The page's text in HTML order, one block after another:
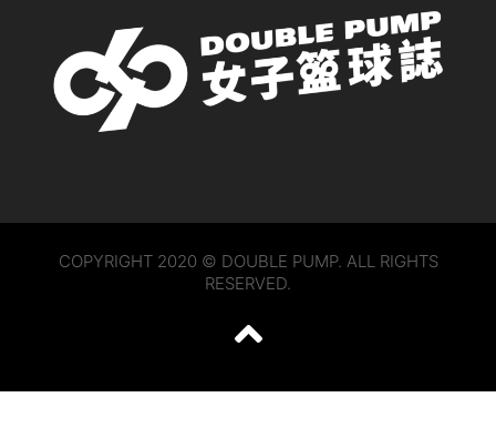
COPYRIGHT 2020 © DOUBLE PUMP. ALL RIGHTS
RESERVED.